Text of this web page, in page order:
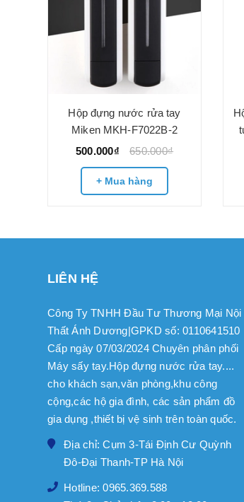
Hộp đựng nước rửa tay
Miken MKH-F7022B-2
500.000₫
650.000₫
+ Mua hàng
LIÊN HỆ
Công Ty TNHH Đầu Tư Thương Mại Nội
Thất Ánh Dương|GPKD số: 0110641510
Cấp ngày 07/03/2024 Chuyên phân phối
Máy sấy tay.Hộp đựng nước rửa tay....
cho khách sạn,văn phòng,khu công
cộng,các hộ gia đình, các sản phẩm đồ
gia dụng ,thiết bị vệ sinh trên toàn quốc.
Địa chỉ: Cụm 3-Tái Định Cư Quỳnh
Đô-Đại Thanh-TP Hà Nội
Hotline: 0965.369.588